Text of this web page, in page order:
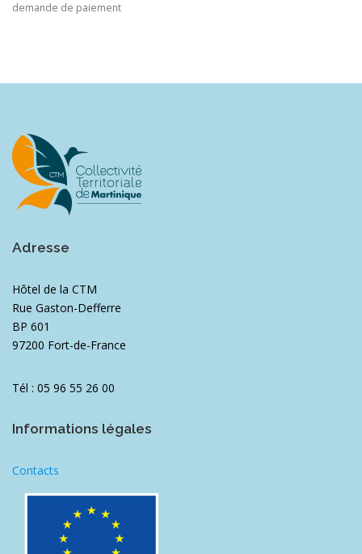
demande de paiement
Adresse
Hôtel de la CTM
Rue Gaston-Defferre
BP 601
97200 Fort-de-France
Tél : 05 96 55 26 00
Informations légales
Contacts